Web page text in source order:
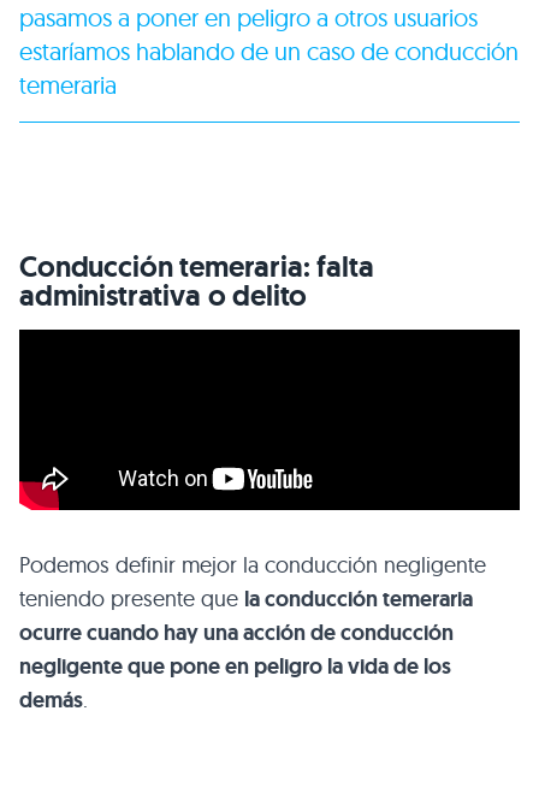
pasamos a poner en peligro a otros usuarios
estaríamos hablando de un caso de conducción
temeraria
Conducción temeraria: falta
administrativa o delito
Podemos definir mejor la conducción negligente
teniendo presente que la conducción temeraria
ocurre cuando hay una acción de conducción
negligente que pone en peligro la vida de los
demás